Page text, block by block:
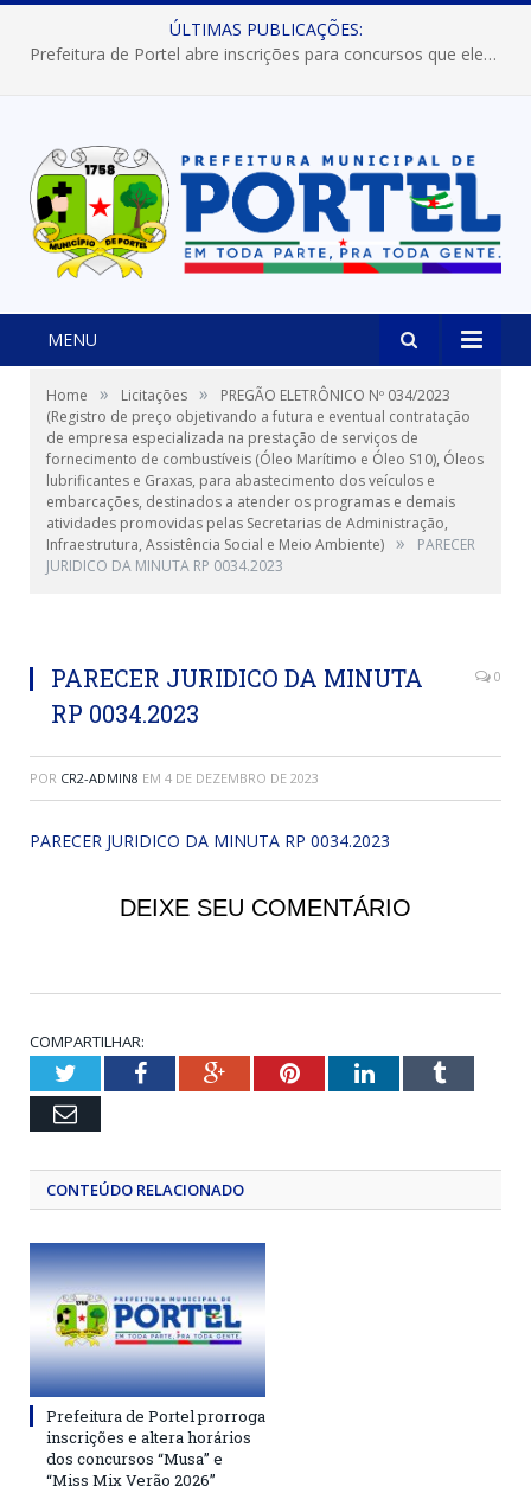
ÚLTIMAS PUBLICAÇÕES:
Prefeitura de Portel abre inscrições para concursos que elegerão os destaques do Verão 2026
MENU
Home » Licitações »
PREGÃO ELETRÔNICO Nº 034/2023
(Registro de preço objetivando a futura e eventual contratação
de empresa especializada na prestação de serviços de
fornecimento de combustíveis (Óleo Marítimo e Óleo S10), Óleos
lubrificantes e Graxas, para abastecimento dos veículos e
embarcações, destinados a atender os programas e demais
atividades promovidas pelas Secretarias de Administração,
Infraestrutura, Assistência Social e Meio Ambiente) »
PARECER
JURIDICO DA MINUTA RP 0034.2023
PARECER JURIDICO DA MINUTA
RP 0034.2023
0
POR CR2-ADMIN8 EM 4 DE DEZEMBRO DE 2023
PARECER JURIDICO DA MINUTA RP 0034.2023
DEIXE SEU COMENTÁRIO
COMPARTILHAR:
TwitterFacebookGoogle+PinterestLinkedInTumblr
Email
CONTEÚDO RELACIONADO
Prefeitura de Portel prorroga
inscrições e altera horários
dos concursos “Musa” e
“Miss Mix Verão 2026”